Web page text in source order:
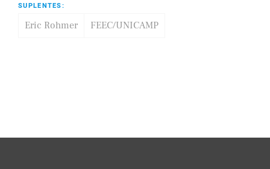
SUPLENTES:
Eric Rohmer FEEC/UNICAMP